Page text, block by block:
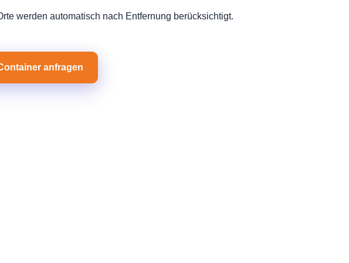
werden automatisch nach Entfernung berücksichtigt.
anfragen